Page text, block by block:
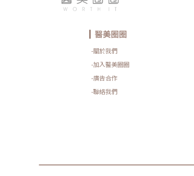
醫美圈圈
-關於我們
-加入醫美圈圈
-廣告合作
-聯絡我們